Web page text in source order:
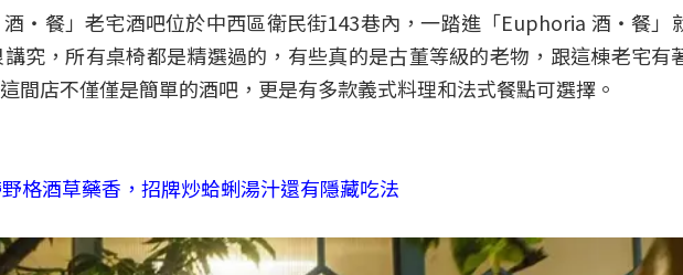
‧餐」老宅酒吧位於中西區衛民街143巷內，一踏進「Euphoria 酒‧餐」
究，所有桌椅都是精選過的，有些真的是古董等級的老物，跟這棟老宅有
間店不僅僅是簡單的酒吧，更是有多款義式料理和法式餐點可選擇。
格酒草藥香，招牌炒蛤蜊湯汁還有隱藏吃法